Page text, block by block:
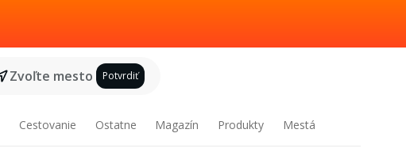
Zvoľte mesto Potvrdiť
Cestovanie Ostatne Magazín Produkty Mestá